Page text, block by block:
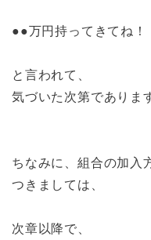
●●万円持ってきてね！
と言われて、
気づいた次第でありま
ちなみに、組合の加入
つきましては、
次章以降で、